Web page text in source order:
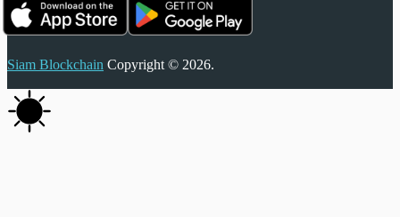
Siam Blockchain Copyright © 2026.